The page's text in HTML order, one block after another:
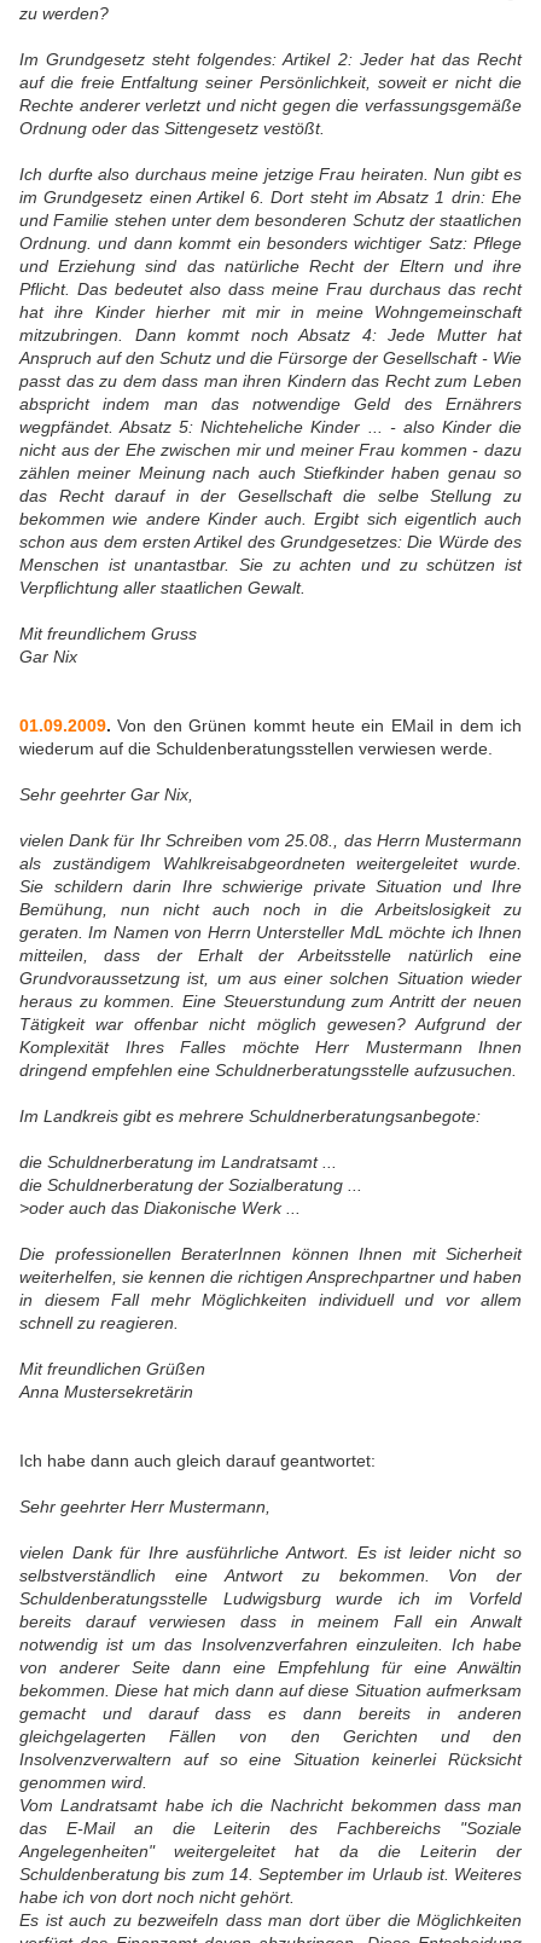
zu werden?
Im Grundgesetz steht folgendes: Artikel 2: Jeder hat das Recht
auf die freie Entfaltung seiner Persönlichkeit, soweit er nicht die
Rechte anderer verletzt und nicht gegen die verfassungsgemäße
Ordnung oder das Sittengesetz vestößt.
Ich durfte also durchaus meine jetzige Frau heiraten. Nun gibt es
im Grundgesetz einen Artikel 6. Dort steht im Absatz 1 drin: Ehe
und Familie stehen unter dem besonderen Schutz der staatlichen
Ordnung. und dann kommt ein besonders wichtiger Satz: Pflege
und Erziehung sind das natürliche Recht der Eltern und ihre
Pflicht. Das bedeutet also dass meine Frau durchaus das recht
hat ihre Kinder hierher mit mir in meine Wohngemeinschaft
mitzubringen. Dann kommt noch Absatz 4: Jede Mutter hat
Anspruch auf den Schutz und die Fürsorge der Gesellschaft - Wie
passt das zu dem dass man ihren Kindern das Recht zum Leben
abspricht indem man das notwendige Geld des Ernährers
wegpfändet. Absatz 5: Nichteheliche Kinder ... - also Kinder die
nicht aus der Ehe zwischen mir und meiner Frau kommen - dazu
zählen meiner Meinung nach auch Stiefkinder haben genau so
das Recht darauf in der Gesellschaft die selbe Stellung zu
bekommen wie andere Kinder auch. Ergibt sich eigentlich auch
schon aus dem ersten Artikel des Grundgesetzes: Die Würde des
Menschen ist unantastbar. Sie zu achten und zu schützen ist
Verpflichtung aller staatlichen Gewalt.
Mit freundlichem Gruss
Gar Nix
01.09.2009. Von den Grünen kommt heute ein EMail in dem ich
wiederum auf die Schuldenberatungsstellen verwiesen werde.
Sehr geehrter Gar Nix,
vielen Dank für Ihr Schreiben vom 25.08., das Herrn Mustermann
als zuständigem Wahlkreisabgeordneten weitergeleitet wurde.
Sie schildern darin Ihre schwierige private Situation und Ihre
Bemühung, nun nicht auch noch in die Arbeitslosigkeit zu
geraten. Im Namen von Herrn Untersteller MdL möchte ich Ihnen
mitteilen, dass der Erhalt der Arbeitsstelle natürlich eine
Grundvoraussetzung ist, um aus einer solchen Situation wieder
heraus zu kommen. Eine Steuerstundung zum Antritt der neuen
Tätigkeit war offenbar nicht möglich gewesen? Aufgrund der
Komplexität Ihres Falles möchte Herr Mustermann Ihnen
dringend empfehlen eine Schuldnerberatungsstelle aufzusuchen.
Im Landkreis gibt es mehrere Schuldnerberatungsanbegote:
die Schuldnerberatung im Landratsamt ...
die Schuldnerberatung der Sozialberatung ...
>oder auch das Diakonische Werk ...
Die professionellen BeraterInnen können Ihnen mit Sicherheit
weiterhelfen, sie kennen die richtigen Ansprechpartner und haben
in diesem Fall mehr Möglichkeiten individuell und vor allem
schnell zu reagieren.
Mit freundlichen Grüßen
Anna Mustersekretärin
Ich habe dann auch gleich darauf geantwortet:
Sehr geehrter Herr Mustermann,
vielen Dank für Ihre ausführliche Antwort. Es ist leider nicht so
selbstverständlich eine Antwort zu bekommen. Von der
Schuldenberatungsstelle Ludwigsburg wurde ich im Vorfeld
bereits darauf verwiesen dass in meinem Fall ein Anwalt
notwendig ist um das Insolvenzverfahren einzuleiten. Ich habe
von anderer Seite dann eine Empfehlung für eine Anwältin
bekommen. Diese hat mich dann auf diese Situation aufmerksam
gemacht und darauf dass es dann bereits in anderen
gleichgelagerten Fällen von den Gerichten und den
Insolvenzverwaltern auf so eine Situation keinerlei Rücksicht
genommen wird.
Vom Landratsamt habe ich die Nachricht bekommen dass man
das E-Mail an die Leiterin des Fachbereichs "Soziale
Angelegenheiten" weitergeleitet hat da die Leiterin der
Schuldenberatung bis zum 14. September im Urlaub ist. Weiteres
habe ich von dort noch nicht gehört.
Es ist auch zu bezweifeln dass man dort über die Möglichkeiten